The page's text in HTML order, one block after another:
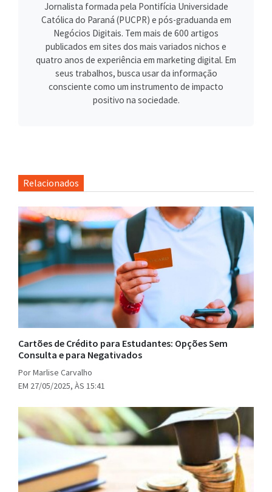
Jornalista formada pela Pontifícia Universidade
Católica do Paraná (PUCPR) e pós-graduanda em
Negócios Digitais. Tem mais de 600 artigos
publicados em sites dos mais variados nichos e
quatro anos de experiência em marketing digital. Em
seus trabalhos, busca usar da informação
consciente como um instrumento de impacto
positivo na sociedade.
Relacionados
Cartões de Crédito para Estudantes: Opções Sem
Consulta e para Negativados
Por Marlise Carvalho
EM 27/05/2025, ÀS 15:41